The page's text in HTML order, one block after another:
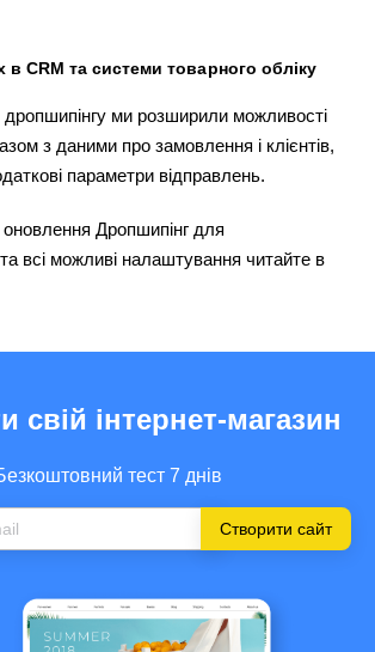
в CRM та системи товарного обліку
ми розширили можливості
з даними про замовлення і клієнтів,
параметри відправлень.
Дропшипінг для
всі можливі налаштування читайте в
свій інтернет-магазин
тест 7 днів
Створити сайт